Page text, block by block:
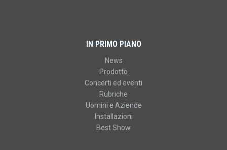
IN PRIMO PIANO
News
Prodotto
Concerti ed eventi
Rubriche
Uomini e Aziende
Installazioni
Best Show